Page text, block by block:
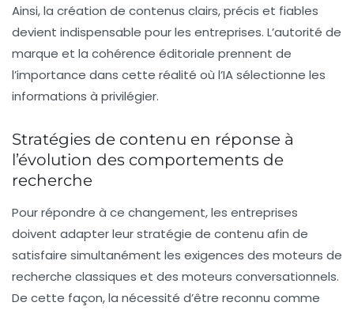
Ainsi, la création de contenus clairs, précis et fiables
devient indispensable pour les entreprises. L’autorité de
marque et la cohérence éditoriale prennent de
l’importance dans cette réalité où l’IAsélectionne les
informations à privilégier.
Stratégies de contenu en réponse à
l’évolution des comportements de
recherche
Pour répondre à ce changement, les entreprises
doivent adapter leur stratégie de contenu afin de
satisfaire simultanément les exigences des moteurs de
recherche classiques et des moteurs conversationnels.
De cette façon, la nécessité d’être reconnu comme